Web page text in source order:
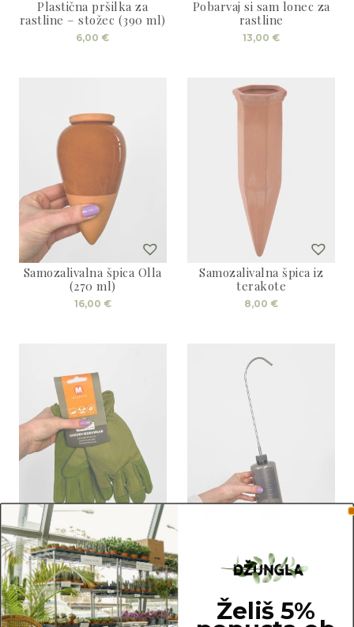
Plastična pršilka za
rastline – stožec (390 ml)
6,00 €
Pobarvaj si sam lonec za
rastline
13,00 €
Samozalivalna špica Olla
(270 ml)
16,00 €
Samozalivalna špica iz
terakote
8,00 €
Vrtnarske rokavice (M)
17,00€
visečih rastlin (0,5 L)
9,00€
Želiš 5%